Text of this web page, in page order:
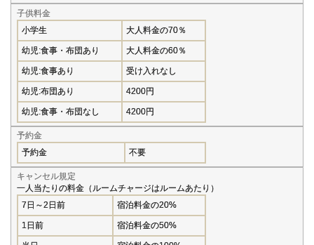
子供料金
小学生
大人料金の70％
幼児:食事・布団あり 大人料金の60％
幼児:食事あり 受け入れなし
幼児:布団あり 4200円
幼児:食事・布団なし 4200円
予約金
予約金
不要
キャンセル規定
一人当たりの料金（ルームチャージはルームあたり）
7日～2日前
宿泊料金の20%
1日前 宿泊料金の50%